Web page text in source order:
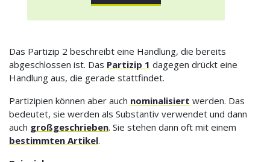
Das Partizip 2 beschreibt eine Handlung, die bereits
abgeschlossen ist. Das Partizip 1 dagegen drückt eine
Handlung aus, die gerade stattfindet.
Partizipien können aber auch nominalisiert werden. Das
bedeutet, sie werden als Substantiv verwendet und dann
auch großgeschrieben. Sie stehen dann oft mit einem
bestimmten Artikel.